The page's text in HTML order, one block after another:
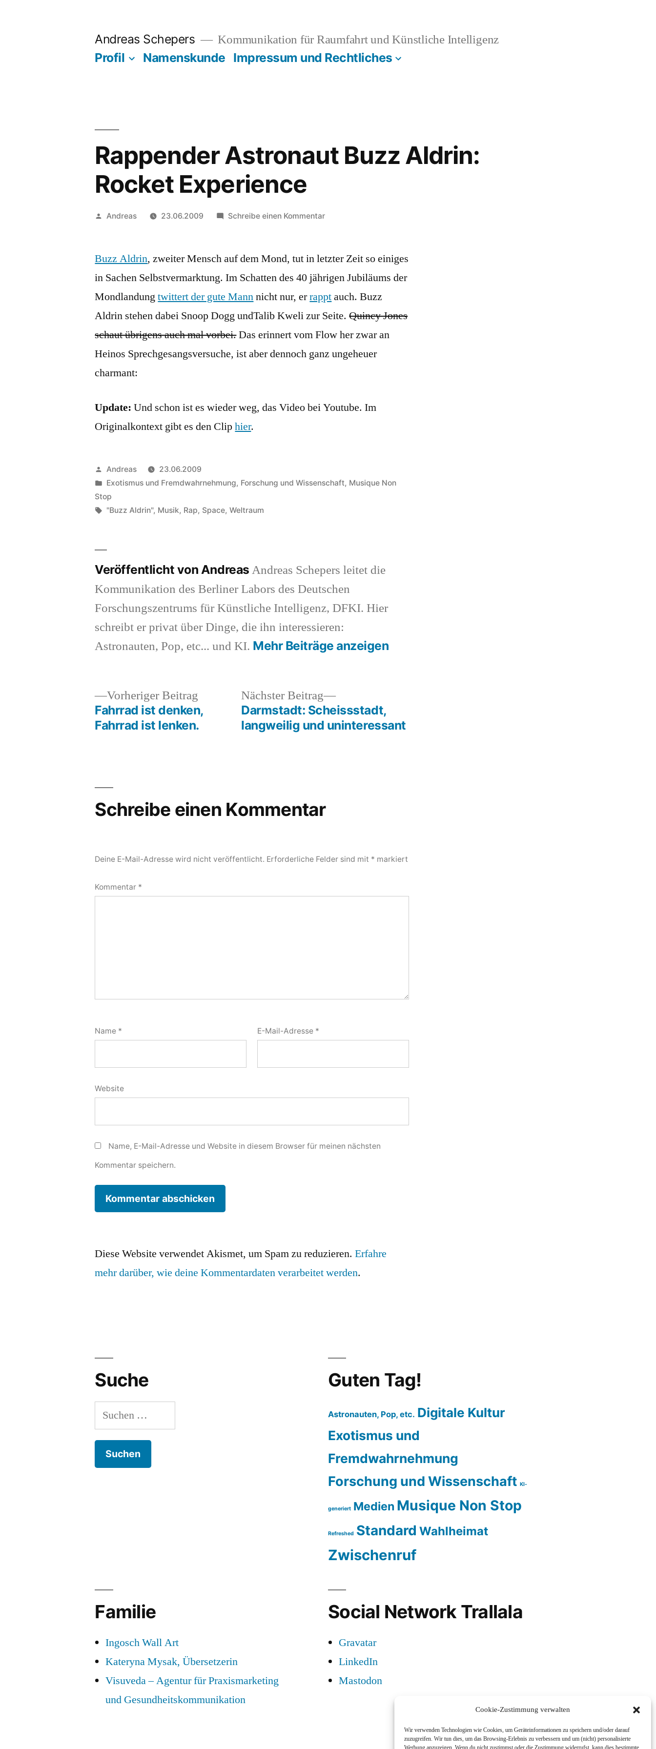
Cookie-Zustimmung verwalten
Wir verwenden Technologien wie Cookies, um Geräteinformationen zu speichern und/oder darauf
zuzugreifen. Wir tun dies, um das Browsing-Erlebnis zu verbessern und um (nicht) personalisierte
Andreas Schepers Kommunikation für Raumfahrt und Künstliche Intelligenz
Profil Namenskunde Impressum und Rechtliches
Rappender Astronaut Buzz Aldrin:
Rocket Experience
Veröffentlicht
Andreas 23.06.2009 Schreibe einen Kommentarzu
Buzz
Rocket
Experience
Buzz Aldrin, zweiter Mensch auf dem Mond, tut in letzter Zeit so einiges
in Sachen Selbstvermarktung. Im Schatten des 40 jährigen Jubiläums der
Mondlandungtwittert der gute Mannnicht nur, errapptauch. Buzz
Aldrin stehen dabei Snoop Dogg undTalib Kweli zur Seite.Quincy Jones
schaut übrigens auch mal vorbei.Das erinnert vom Flow her zwar an
Heinos Sprechgesangsversuche, ist aber dennoch ganz ungeheuer
charmant:
Update: Und schon ist es wieder weg, das Video bei Youtube. Im
Originalkontext gibt es den Cliphier.
Veröffentlicht
von
Andreas
23.06.2009
Veröffentlicht
in
Exotismus und Fremdwahrnehmung, Forschung und Wissenschaft, Musique Non
Stop
Schlagwörter:
"Buzz Aldrin", Musik, Rap, Space,Weltraum
Veröffentlicht von Andreas Andreas Schepers leitet die
Kommunikation des Berliner Labors des Deutschen
Forschungszentrums für Künstliche Intelligenz, DFKI. Hier
schreibt er privat über Dinge, die ihn interessieren:
Astronauten, Pop, etc... und KI. Mehr Beiträge anzeigen
Beitragsnavigation
Vorheriger Beitrag Vorheriger
Beitrag:
Fahrrad ist denken,
Fahrrad ist lenken.
Nächster Beitrag
Nächster
Beitrag:
Darmstadt: Scheissstadt,
langweilig und uninteressant
Schreibe einen Kommentar
Deine E-Mail-Adresse wird nicht veröffentlicht. Erforderliche Felder sind mit * markiert
Kommentar *
Name * E-Mail-Adresse *
Website
Name, E-Mail-Adresse und Website in diesem Browser für meinen nächsten
Kommentar speichern.
Diese Website verwendet Akismet, um Spam zu reduzieren.Erfahre
mehr darüber, wie deine Kommentardaten verarbeitet werden.
Suche
Suchen
nach:
Guten Tag!
Astronauten, Pop, etc. Digitale Kultur
Exotismus und
Fremdwahrnehmung
Forschung und Wissenschaft KI-
generiert Medien Musique Non Stop
Refreshed Standard Wahlheimat
Zwischenruf
Familie
Ingosch Wall Art
Kateryna Mysak, Übersetzerin
Visuveda – Agentur für Praxismarketing
und Gesundheitskommunikation
Social Network Trallala
Gravatar
LinkedIn
Mastodon